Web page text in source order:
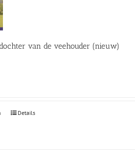
van de veehouder (nieuw)
Details